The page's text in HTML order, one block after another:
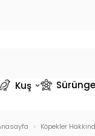
Kuş
Köpekler